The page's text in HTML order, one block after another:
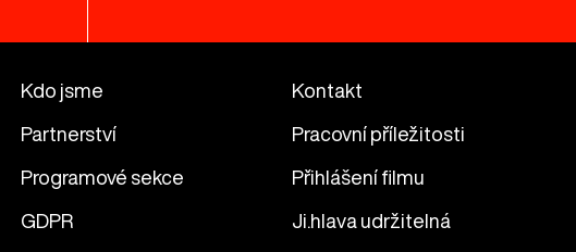
Kdo jsme Kontakt
Partnerství Pracovní příležitosti
Programové sekce Přihlášení filmu
GDPR Ji.hlava udržitelná